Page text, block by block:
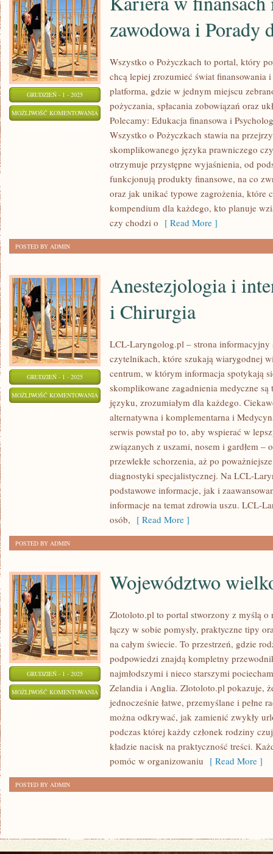
GRUDZIEŃ - 1 - 2025
MOŻLIWOŚĆ KOMENTOWANIA KARIERA
FINANSACH
zawodowa i Porady
Wszystko o Pożyczkach to portal, który
chcą lepiej zrozumieć świat finansowania
platforma, gdzie w jednym miejscu
pożyczania, spłacania zobowiązań oraz
Polecamy: Edukacja finansowa i
Wszystko o Pożyczkach stawia na
skomplikowanego języka prawniczego
otrzymuje przystępne wyjaśnienia, od
funkcjonują produkty finansowe, na co
oraz jak unikać typowe zagrożenia, które
kompendium dla każdego, kto planuje
czy chodzi o [ Read More ]
POSTED BY ADMIN
GRUDZIEŃ - 1 - 2025
MOŻLIWOŚĆ KOMENTOWANIA ANESTEZJOLOGIA
Anestezjologia i
i Chirurgia
LCL-Laryngolog.pl – strona informacyjny
czytelnikach, które szukają wiarygodnej
centrum, w którym informacja spotykają
skomplikowane zagadnienia medyczne są
języku, zrozumiałym dla każdego.
alternatywna i komplementarna i
serwis powstał po to, aby wspierać w
związanych z uszami, nosem i gardłem –
przewlekłe schorzenia, aż po
diagnostyki specjalistycznej. Na LCL-
podstawowe informacje, jak i
informacje na temat zdrowia uszu. LCL-
osób, [ Read More ]
POSTED BY ADMIN
GRUDZIEŃ - 1 - 2025
MOŻLIWOŚĆ KOMENTOWANIA WOJEWÓDZTWO
WIELKOPOLSKIE
LITWA
Województwo
Zlotoloto.pl to portal stworzony z myślą
łączy w sobie pomysły, praktyczne tipy
na całym świecie. To przestrzeń, gdzie
podpowiedzi znajdą kompletny
najmłodszymi i nieco starszymi
Zelandia i Anglia. Zlotoloto.pl pokazuje,
jednocześnie łatwe, przemyślane i pełne
można odkrywać, jak zamienić zwykły
podczas której każdy członek rodziny
kładzie nacisk na praktyczność treści.
pomóc w organizowaniu [ Read More ]
POSTED BY ADMIN